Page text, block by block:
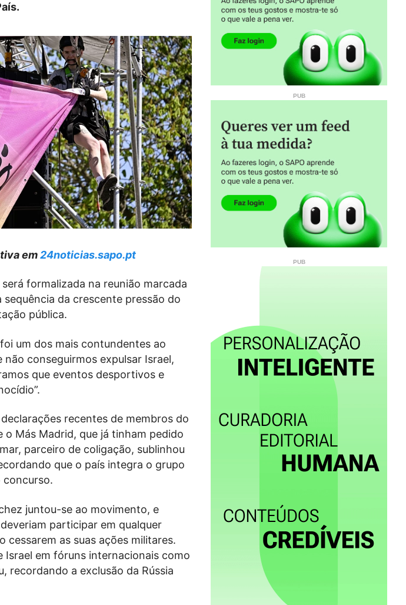
em24noticias.sapo.pt
formalizada na reunião marcada
da crescente pressão do
pública.
um dos mais contundentes ao
não conseguirmos expulsar Israel,
que eventos desportivos e
recentes de membros do
Más Madrid, que já tinham pedido
parceiro de coligação, sublinhou
que o país integra o grupo
concurso.
juntou-se ao movimento, e
participar em qualquer
as suas ações militares.
Israel em fóruns internacionais como
recordando a exclusão da Rússia